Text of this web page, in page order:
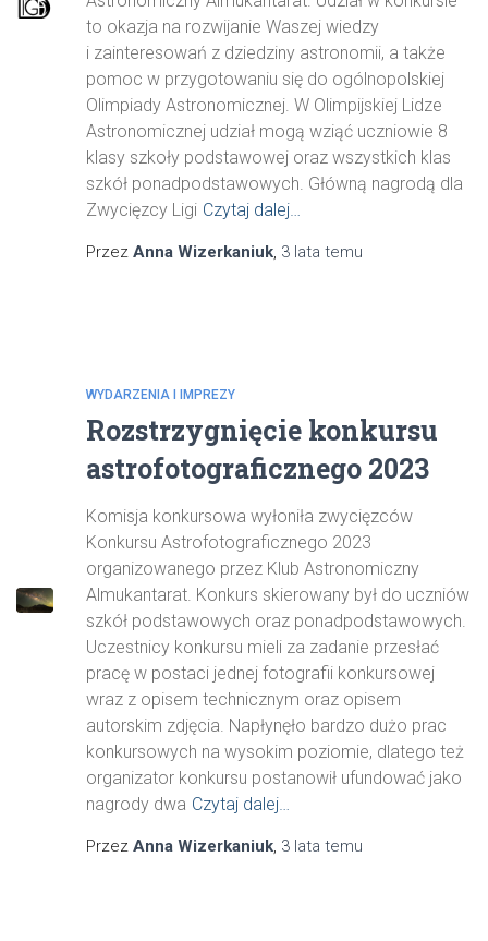
to okazja na rozwijanie Waszej wiedzy
i zainteresowań z dziedziny astronomii, a także
pomoc w przygotowaniu się do ogólnopolskiej
Olimpiady Astronomicznej. W Olimpijskiej Lidze
Astronomicznej udział mogą wziąć uczniowie 8
klasy szkoły podstawowej oraz wszystkich klas
szkół ponadpodstawowych. Główną nagrodą dla
Zwycięzcy Ligi Czytaj dalej…
PrzezAnna Wizerkaniuk, 3 lata temu
WYDARZENIA I IMPREZY
Rozstrzygnięcie konkursu
astrofotograficznego 2023
Komisja konkursowa wyłoniła zwycięzców
Konkursu Astrofotograficznego 2023
organizowanego przez Klub Astronomiczny
Almukantarat. Konkurs skierowany był do uczniów
szkół podstawowych oraz ponadpodstawowych.
Uczestnicy konkursu mieli za zadanie przesłać
pracę w postaci jednej fotografii konkursowej
wraz z opisem technicznym oraz opisem
autorskim zdjęcia. Napłynęło bardzo dużo prac
konkursowych na wysokim poziomie, dlatego też
organizator konkursu postanowił ufundować jako
nagrody dwa Czytaj dalej…
Przez Anna Wizerkaniuk, 3 lata temu